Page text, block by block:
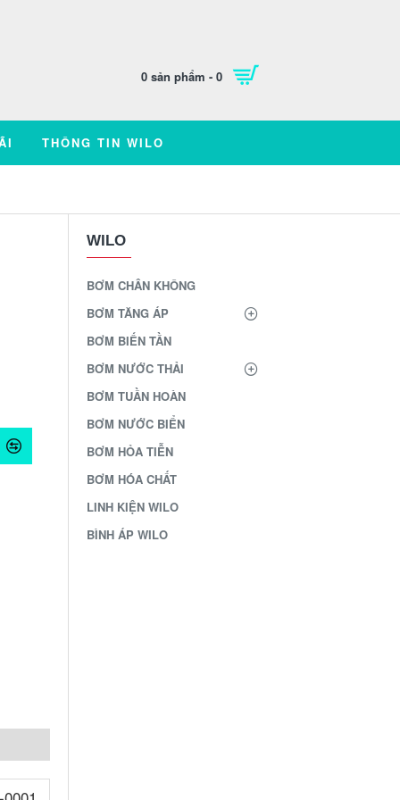
0 sản phẩm - 0
THÔNG TIN WILO
WILO
BƠM CHÂN KHÔNG
BƠM TĂNG ÁP
BƠM BIẾN TẦN
BƠM NƯỚC THẢI
BƠM TUẦN HOÀN
BƠM NƯỚC BIỂN
BƠM HỎA TIỄN
BƠM HÓA CHẤT
LINH KIỆN WILO
BÌNH ÁP WILO